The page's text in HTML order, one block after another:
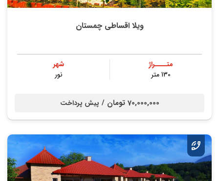
ویلا اقساطی چمستان
متــــراژ
130 متر
شهر
نور
70,000,000 تومان / پیش پرداخت